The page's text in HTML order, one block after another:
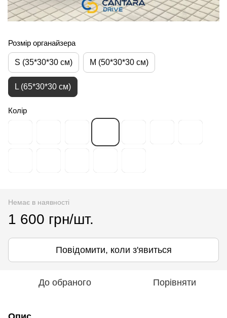
Розмір органайзера
S (35*30*30 см) M (50*30*30 см)
L (65*30*30 см)
Колір
Немає в наявності
1 600 грн/шт.
Повідомити, коли з'явиться
До обраного Порівняти